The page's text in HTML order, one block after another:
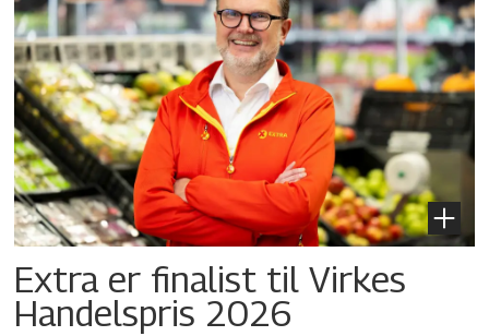
Extra er finalist til Virkes
Handelspris 2026